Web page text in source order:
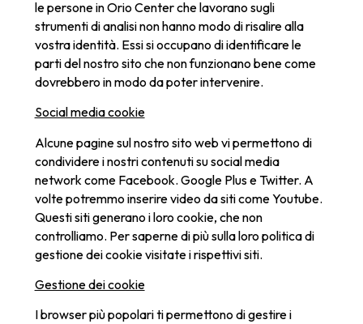
le persone in Orio Center che lavorano sugli
strumenti di analisi non hanno modo di risalire alla
vostra identità. Essi si occupano di identificare le
parti del nostro sito che non funzionano bene come
dovrebbero in modo da poter intervenire.
Social media cookie
Alcune pagine sul nostro sito web vi permettono di
condividere i nostri contenuti su social media
network come Facebook. Google Plus e Twitter. A
volte potremmo inserire video da siti come Youtube.
Questi siti generano i loro cookie, che non
controlliamo. Per saperne di più sulla loro politica di
gestione dei cookie visitate i rispettivi siti.
Gestione dei cookie
I browser più popolari ti permettono di gestire i